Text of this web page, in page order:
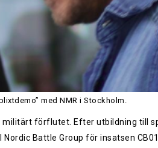
med NMR i Stockholm.
militärt förflutet. Efter utbildning till
Battle Group för insatsen